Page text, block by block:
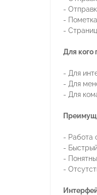
-
-
-
Для кого
- Для
- Для
- Для
- Работа
-
-
-